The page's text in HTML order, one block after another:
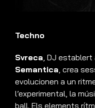
Techno
Svreca, DJ establert
Semantica, crea
evolucionen a un
l’experimental, la
ball. Els elements